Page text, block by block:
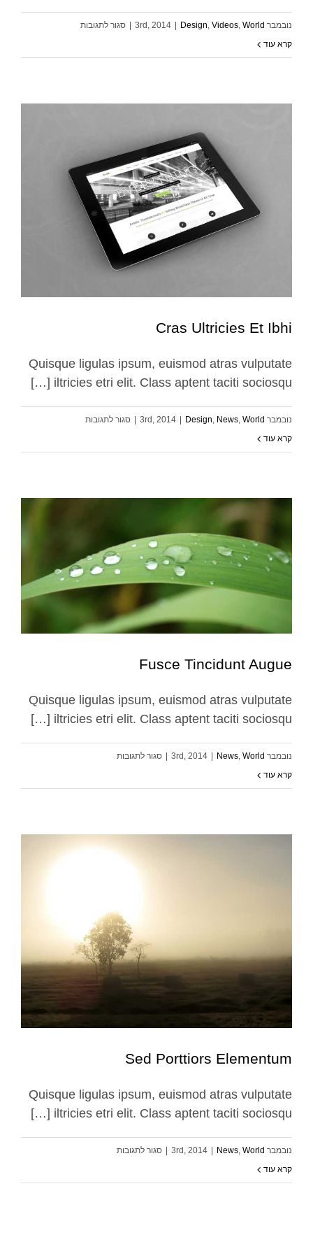
נובמבר 3rd, 2014 | Design Videos World
| סגור לתגובותעל
קרא עוד
Design News World
Cras Ultricies Et Ibhi
Quisque ligulas ipsum, euismod atras vulputate
iltricies etri elit. Class aptent taciti sociosqu […]
נובמבר 3rd, 2014 | Design, News, World
| סגור לתגובותעל
קרא עוד
Fusce Tincidunt Augue
News World
Fusce Tincidunt Augue
Quisque ligulas ipsum, euismod atras vulputate
iltricies etri elit. Class aptent taciti sociosqu […]
נובמבר 3rd, 2014 | News, World
| סגור לתגובותעל
קרא עוד
News World
Sed Porttiors Elementum
Quisque ligulas ipsum, euismod atras vulputate
iltricies etri elit. Class aptent taciti sociosqu […]
נובמבר 3rd, 2014 News, World סגור לתגובותעל
קרא עוד